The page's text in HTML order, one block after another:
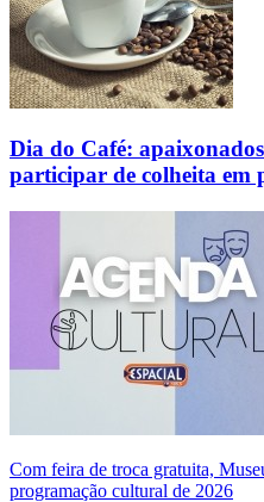
Dia do Café:
participar de colheita em
Com feira de troca gratuita,
programação cultural de 2026